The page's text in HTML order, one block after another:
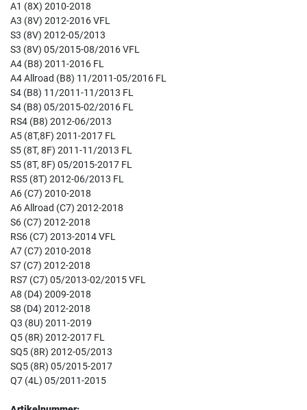
A1 (8X) 2010-2018
A3 (8V) 2012-2016 VFL
S3 (8V) 2012-05/2013
S3 (8V) 05/2015-08/2016 VFL
A4 (B8) 2011-2016 FL
A4 Allroad (B8) 11/2011-05/2016 FL
S4 (B8) 11/2011-11/2013 FL
S4 (B8) 05/2015-02/2016 FL
RS4 (B8) 2012-06/2013
A5 (8T,8F) 2011-2017 FL
S5 (8T, 8F) 2011-11/2013 FL
S5 (8T, 8F) 05/2015-2017 FL
RS5 (8T) 2012-06/2013 FL
A6 (C7) 2010-2018
A6 Allroad (C7) 2012-2018
S6 (C7) 2012-2018
RS6 (C7) 2013-2014 VFL
A7 (C7) 2010-2018
S7 (C7) 2012-2018
RS7 (C7) 05/2013-02/2015 VFL
A8 (D4) 2009-2018
S8 (D4) 2012-2018
Q3 (8U) 2011-2019
Q5 (8R) 2012-2017 FL
SQ5 (8R) 2012-05/2013
SQ5 (8R) 05/2015-2017
Q7 (4L) 05/2011-2015